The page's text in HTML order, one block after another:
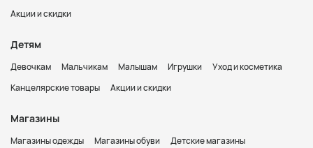
Акции и скидки
Детям
Девочкам Мальчикам Малышам Игрушки
Уход и косметика
Канцелярские товары
Акции и скидки
Магазины
Магазины одежды Магазины обуви
Детские магазины